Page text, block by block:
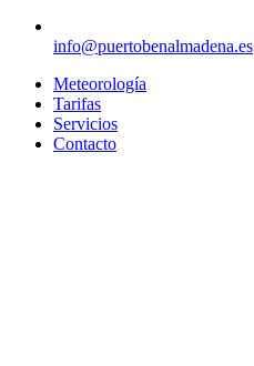
info@puertobenalmadena.es
Meteorología
Tarifas
Servicios
Contacto